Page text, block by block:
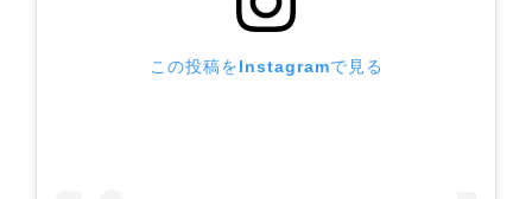
この投稿をInstagramで見る